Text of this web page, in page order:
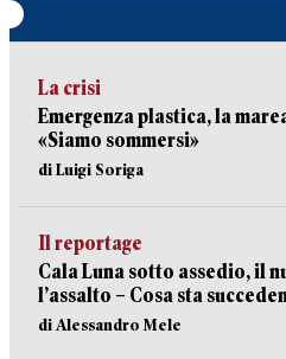
La crisi
Emergenza plastica, la
«Siamo sommersi»
di Luigi Soriga
Il reportage
Cala Luna sotto assedio, il
l’assalto – Cosa sta
di Alessandro Mele